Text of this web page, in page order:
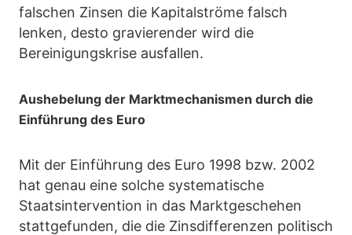
falschen Zinsen die Kapitalströme falsch
lenken, desto gravierender wird die
Bereinigungskrise ausfallen.
Aushebelung der Marktmechanismen durch die
Einführung des Euro
Mit der Einführung des Euro 1998 bzw. 2002
hat genau eine solche systematische
Staatsintervention in das Marktgeschehen
stattgefunden, die die Zinsdifferenzen politisch